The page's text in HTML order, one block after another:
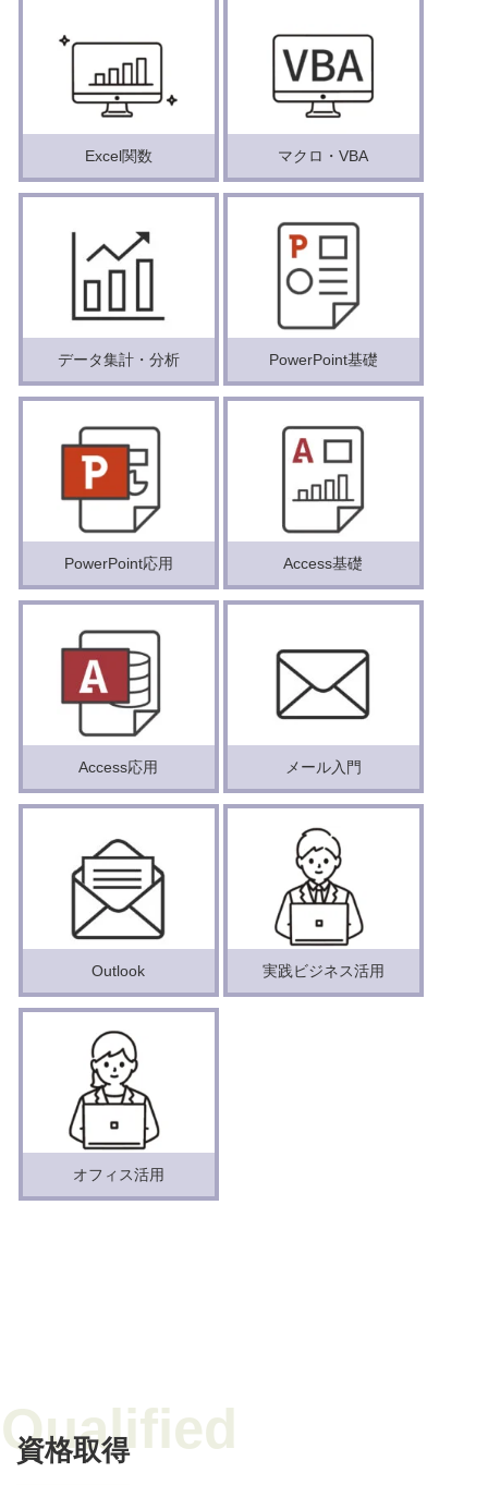
Excel関数 マクロ・VBA
データ集計・分析 PowerPoint基礎
PowerPoint応用 Access基礎
Access応用 メール入門
Outlook 実践ビジネス活用
オフィス活用
資格取得